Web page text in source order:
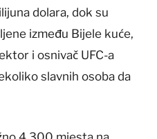
dolara, dok su
između Bijele kuće,
i osnivač UFC-a
slavnih osoba da